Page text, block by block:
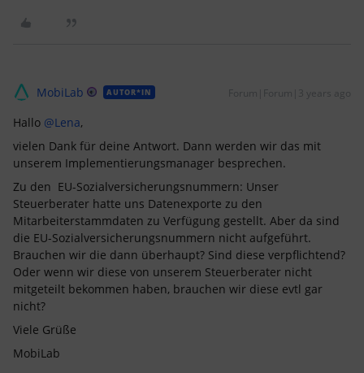
MobiLab AUTOR*IN Forum|Forum|3 years ago
Hallo @Lena,
vielen Dank für deine Antwort. Dann werden wir das mit
unserem Implementierungsmanager besprechen.
Zu den EU-Sozialversicherungsnummern: Unser
Steuerberater hatte uns Datenexporte zu den
Mitarbeiterstammdaten zu Verfügung gestellt. Aber da sind
die EU-Sozialversicherungsnummern nicht aufgeführt.
Brauchen wir die dann überhaupt? Sind diese verpflichtend?
Oder wenn wir diese von unserem Steuerberater nicht
mitgeteilt bekommen haben, brauchen wir diese evtl gar
nicht?
Viele Grüße
MobiLab